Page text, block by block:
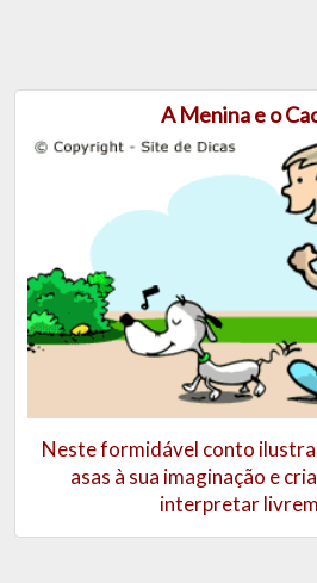
A Menina e o
Neste formidável conto
asas à sua imaginação e
interpretar